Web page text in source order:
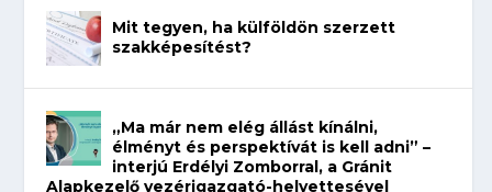
Mit tegyen, ha külföldön szerzett
szakképesítést?
„Ma már nem elég állást kínálni,
élményt és perspektívát is kell adni” –
interjú Erdélyi Zomborral, a Gránit
Alapkezelő vezérigazgató-helyettesével